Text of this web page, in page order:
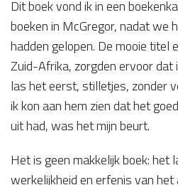
Dit boek vond ik in een
boeken in McGregor, nadat we
hadden gelopen. De mooie titel
Zuid-Afrika, zorgden ervoor dat
las het eerst, stilletjes, zonder
ik kon aan hem zien dat het
uit had, was het mijn beurt.
Het is geen makkelijk boek: het
werkelijkheid en erfenis van